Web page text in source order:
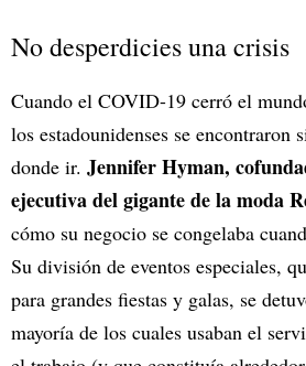
No desperdicies una crisis
Cuando el COVID-19 cerró el
los estadounidenses se encontraron
donde ir. Jennifer Hyman,
ejecutiva del gigante de la moda
cómo su negocio se congelaba
Su división de eventos especiales,
para grandes fiestas y galas, se
mayoría de los cuales usaban el